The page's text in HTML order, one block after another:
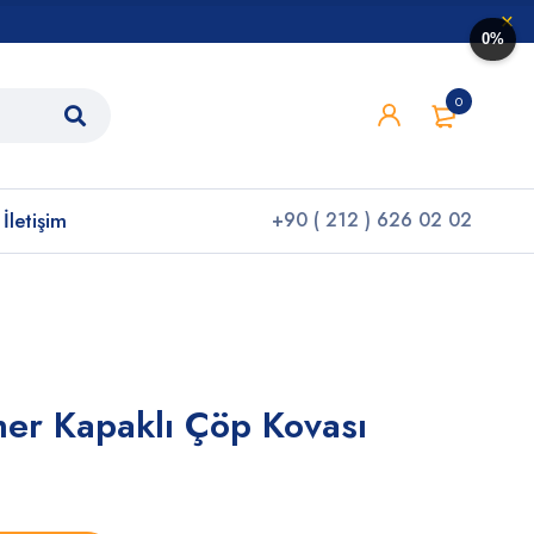
0
İletişim +90 ( 212 ) 626 02 02
Kapaklı Çöp Kovası
0%